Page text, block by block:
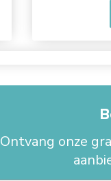
Ontvang onze